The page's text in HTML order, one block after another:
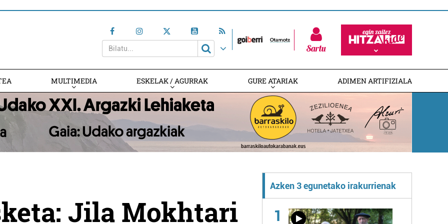
Sartu
MULTIMEDIA ESKELAK / AGURRAK GURE ATARIAK ADIMEN ARTIFIZIALA
Jila Mokhtari
Azken 3 egunetako irakurrienak
1